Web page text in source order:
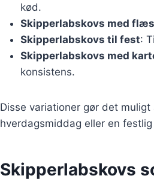
kød.
Skipperlabskovs med
Skipperlabskovs til fest:
Skipperlabskovs med
konsistens.
Disse variationer gør det
hverdagsmiddag eller en
Skipperlabskovs